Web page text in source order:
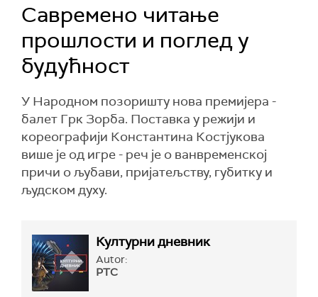
Савремено читање
прошлости и поглед у
будућност
У Народном позоришту нова премијера -
балет Грк Зорба. Поставка у режији и
кореографији Константина Костјукова
више је од игре - реч је о ванвременској
причи о љубави, пријатељству, губитку и
људском духу.
Културни дневник
Autor:
РТС